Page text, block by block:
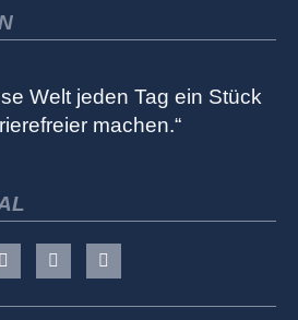
Welt jeden Tag ein Stück
machen.“